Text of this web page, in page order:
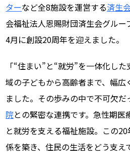
ターなど全8施設を運営する済生
会福祉法人恩賜財団済生会グル
4月に創設20周年を迎えました。
「“住まい”と“就労”を一体化し
域の子どもから高齢者まで、幅広
ました。その歩みの中で不可欠だ
院との緊密な連携です。急性期
と就労を支える福祉施設。この
係を築き、住民の生活をどう支え